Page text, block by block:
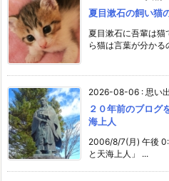
夏目漱石の飼い猫
夏目漱石に吾輩は猫
ら猫は言葉が分かる
2026-08-06 : 思い
２０年前のブロ
海上人
2006/8/7(月) 午後
と天海上人」 ...